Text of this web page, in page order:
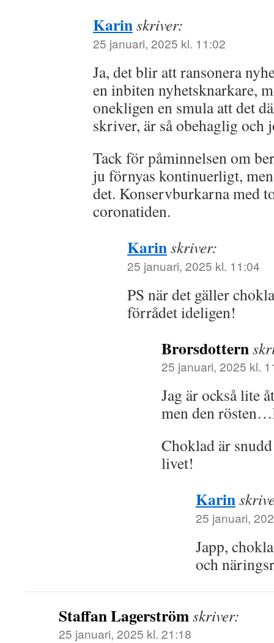
Karinskriver:
25 januari, 2025 kl. 11:02
Ja, det blir att ransonera
en inbiten nyhetsknarkare,
onekligen en smula att det
skriver, är så obehaglig och
Tack för påminnelsen om
ju förnyas kontinuerligt,
det. Konservburkarna med
coronatiden.
Karinskriver:
25 januari, 2025 kl. 11:04
PS när det gäller
förrådet ideligen!
Brorsdottern
25 januari, 2025 kl.
Jag är också lite
men den
Choklad är
livet!
Karin
25 januari,
Japp,
och
Staffan Lagerströmskriver:
25 januari, 2025 kl. 21:18